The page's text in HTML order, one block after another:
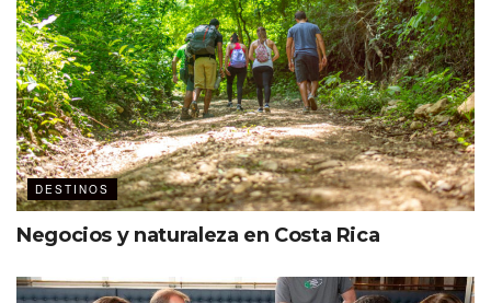
DESTINOS
Negocios y naturaleza en Costa Rica